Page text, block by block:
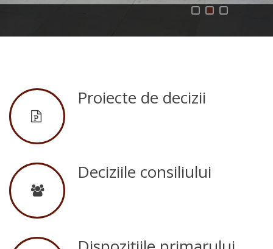
vacante
Consiliul
local
Componența
consiliului
Comisii
de
Proiecte de decizii
Deciziile consiliului